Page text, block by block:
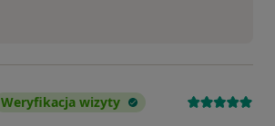
Weryfikacja wizyty